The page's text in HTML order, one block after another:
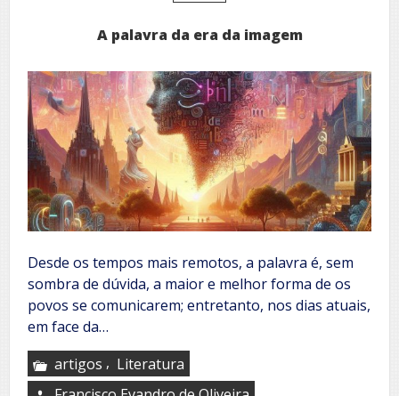
A palavra da era da imagem
Desde os tempos mais remotos, a palavra é, sem
sombra de dúvida, a maior e melhor forma de os
povos se comunicarem; entretanto, nos dias atuais,
em face da…
artigos , Literatura